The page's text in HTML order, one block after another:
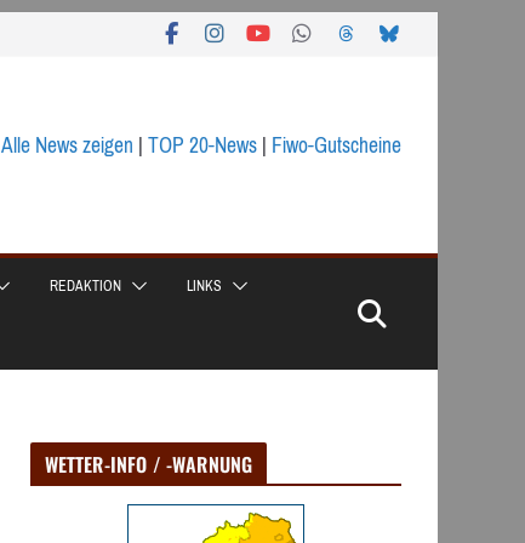
Alle News zeigen|TOP 20-News|Fiwo-Gutscheine
REDAKTION LINKS
WETTER-INFO / -WARNUNG